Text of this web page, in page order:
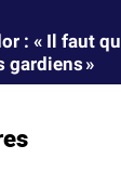
: « Il faut
gardiens »